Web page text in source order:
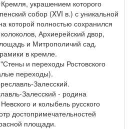
Кремля, украшением которого
собор (XVI в.) с уникальной
которой полностью сохранился
Архиерейский двор,
и Митрополичий сад.
в кремле.
и переходы Ростовского
переходы).
Залесский.
Залесский - родина
и колыбель русского
достопримечательностей
площади.